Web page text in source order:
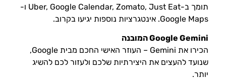
תומך ב-Uber, Google Calendar, Zomato, Just Eat ו-
Google Maps. אינטגרציות נוספות יגיעו בקרוב.
Google Gemini המובנה
הכירו את Gemini – העוזר האישי החכם מבית Google,
שנועד להעצים את היצירתיות שלכם ולעזור לכם להשיג
יותר.